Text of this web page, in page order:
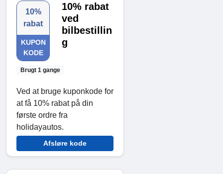
10%
rabat
KUPON
KODE
Brugt 1 gange
10% rabat
ved
bilbestillin
g
Ved at bruge kuponkode for
at få 10% rabat på din
første ordre fra
holidayautos.
Afsløre kode